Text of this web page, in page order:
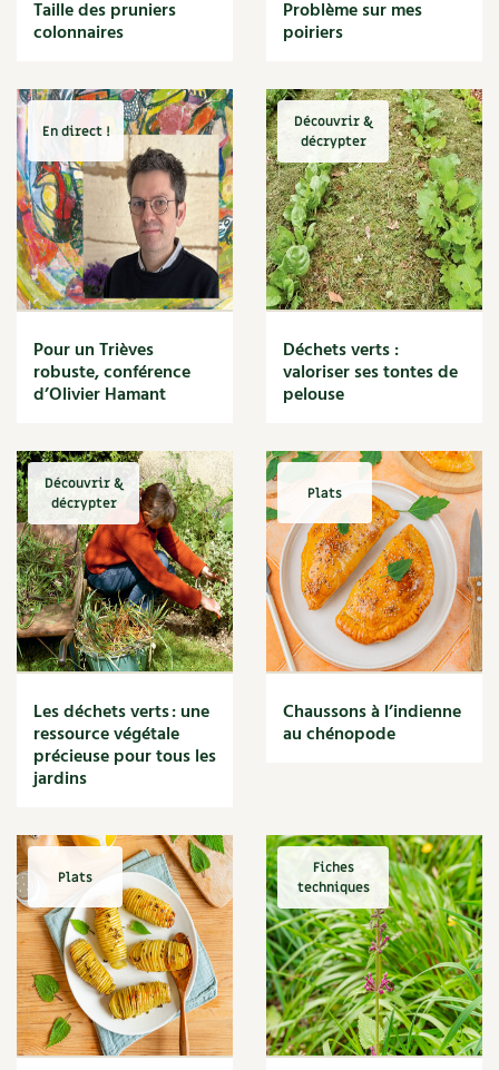
Cuisine saine
Décoration
DIY
Eau
Énergie
Enfants
Expérimentation
Fleur
Jardin bio
Légumes
Légumineuse
Maïs doux
Maison saine
Mare
Marie Chioca
Marmite
Massage
Matériaux
Maux
Méditerranéen
Menace
Mésange
Microflore
Migraine
Mode de culture
Montagne
Moutarde
Multiplication
Muret
Muscade
Musique
Narcisse
Nature
Nettoyage
Taille des pruniers
colonnaires
Problème sur mes
poiriers
En direct !
Pour un Trièves
robuste, conférence
d’Olivier Hamant
Découvrir &
décrypter
Déchets verts :
valoriser ses tontes de
pelouse
Découvrir &
décrypter
Les déchets verts : une
ressource végétale
précieuse pour tous les
jardins
Plats
Chaussons à l’indienne
au chénopode
Plats
Fiches
techniques